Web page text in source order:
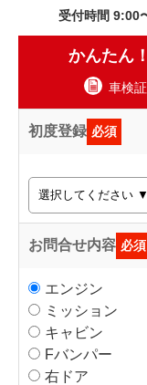
受付時間 9:00
かんたん
車検
初度登録 必須
お問合せ内容 必須
エンジン
ミッション
キャビン
Fバンパー
右ドア